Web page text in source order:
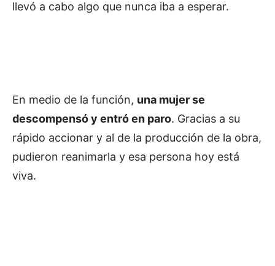
llevó a cabo algo que nunca iba a esperar.
En medio de la función, una mujer se
descompensó y entró en paro. Gracias a su
rápido accionar y al de la producción de la obra,
pudieron reanimarla y esa persona hoy está
viva.